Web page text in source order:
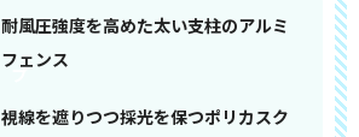
耐風圧強度を高めた太い支柱のアルミ
フェンス
視線を遮りつつ採光を保つポリカスク